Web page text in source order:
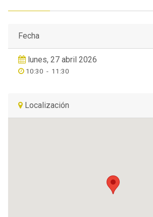
Fecha
lunes, 27 abril 2026
10:30 - 11:30
Localización